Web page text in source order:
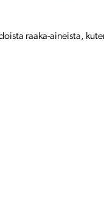
raaka-aineista,